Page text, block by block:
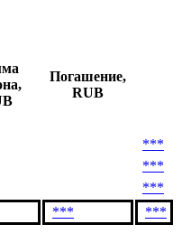
Погашение,
RUB
***
***
***
***
***